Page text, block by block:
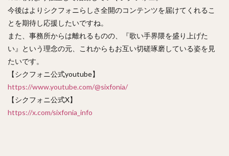
今後はよりシクフォニらしさ全開のコンテンツを届けてくれるこ
とを期待し応援したいですね。
また、事務所からは離れるものの、『歌い手界隈を盛り上げた
い』という理念の元、これからもお互い切磋琢磨している姿を見
たいです。
【シクフォニ公式youtube】
https://www.youtube.com/@sixfonia/
【シクフォニ公式X】
https://x.com/sixfonia_info